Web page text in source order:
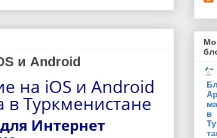
и Android
на iOS и Android
в Туркменистане
Интернет
в